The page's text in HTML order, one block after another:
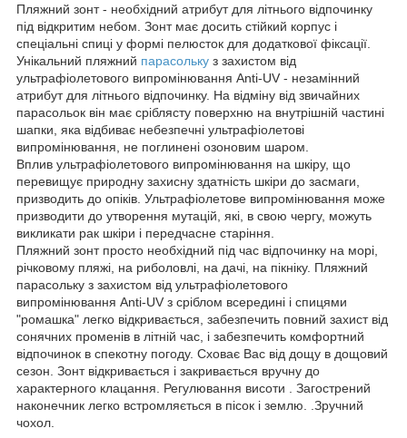
Пляжний зонт - необхідний атрибут для літнього відпочинку
під відкритим небом. Зонт має досить стійкий корпус і
спеціальні спиці у формі пелюсток для додаткової фіксації.
Унікальний пляжний парасольку з захистом від
ультрафіолетового випромінювання Anti-UV - незамінний
атрибут для літнього відпочинку. На відміну від звичайних
парасольок він має сріблясту поверхню на внутрішній частині
шапки, яка відбиває небезпечні ультрафіолетові
випромінювання, не поглинені озоновим шаром.
Вплив ультрафіолетового випромінювання на шкіру, що
перевищує природну захисну здатність шкіри до засмаги,
призводить до опіків. Ультрафіолетове випромінювання може
призводити до утворення мутацій, які, в свою чергу, можуть
викликати рак шкіри і передчасне старіння.
Пляжний зонт просто необхідний під час відпочинку на морі,
річковому пляжі, на риболовлі, на дачі, на пікніку. Пляжний
парасольку з захистом від ультрафіолетового
випромінювання Anti-UV з сріблом всередині і спицями
"ромашка" легко відкривається, забезпечить повний захист від
сонячних променів в літній час, і забезпечить комфортний
відпочинок в спекотну погоду. Сховає Вас від дощу в дощовий
сезон. Зонт відкривається і закривається вручну до
характерного клацання. Регулювання висоти . Загострений
наконечник легко встромляється в пісок і землю. .Зручний
чохол.